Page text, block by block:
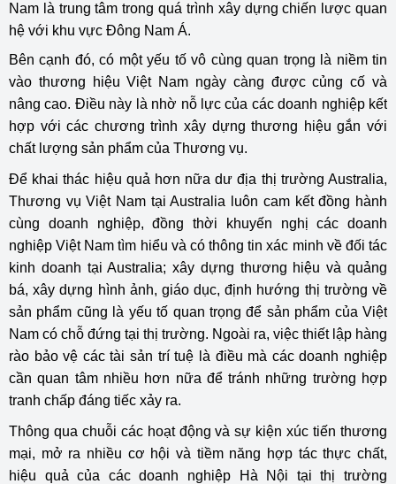
Nam là trung tâm trong quá trình xây dựng chiến lược quan
hệ với khu vực Đông Nam Á.
Bên cạnh đó, có một yếu tố vô cùng quan trọng là niềm tin
vào thương hiệu Việt Nam ngày càng được củng cố và
nâng cao. Điều này là nhờ nỗ lực của các doanh nghiệp kết
hợp với các chương trình xây dựng thương hiệu gắn với
chất lượng sản phẩm của Thương vụ.
Để khai thác hiệu quả hơn nữa dư địa thị trường Australia,
Thương vụ Việt Nam tại Australia luôn cam kết đồng hành
cùng doanh nghiệp, đồng thời khuyến nghị các doanh
nghiệp Việt Nam tìm hiểu và có thông tin xác minh về đối tác
kinh doanh tại Australia; xây dựng thương hiệu và quảng
bá, xây dựng hình ảnh, giáo dục, định hướng thị trường về
sản phẩm cũng là yếu tố quan trọng để sản phẩm của Việt
Nam có chỗ đứng tại thị trường. Ngoài ra, việc thiết lập hàng
rào bảo vệ các tài sản trí tuệ là điều mà các doanh nghiệp
cần quan tâm nhiều hơn nữa để tránh những trường hợp
tranh chấp đáng tiếc xảy ra.
Thông qua chuỗi các hoạt động và sự kiện xúc tiến thương
mại, mở ra nhiều cơ hội và tiềm năng hợp tác thực chất,
hiệu quả của các doanh nghiệp Hà Nội tại thị trường